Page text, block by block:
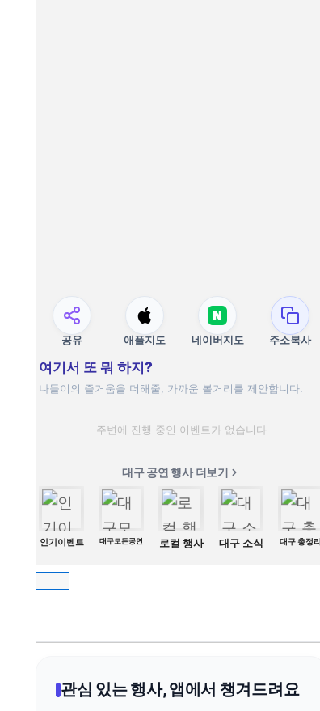
공유 애플지도 네이버지도 주소복사
여기서 또 뭐 하지?
나들이의 즐거움을 더해줄, 가까운 볼거리를 제안합니다.
주변에 진행 중인 이벤트가 없습니다
대구 공연 행사 더보기
인기이벤트 대구모든공연 로컬 행사 대구 소식 대구 총정리
관심 있는 행사, 앱에서 챙겨드려요